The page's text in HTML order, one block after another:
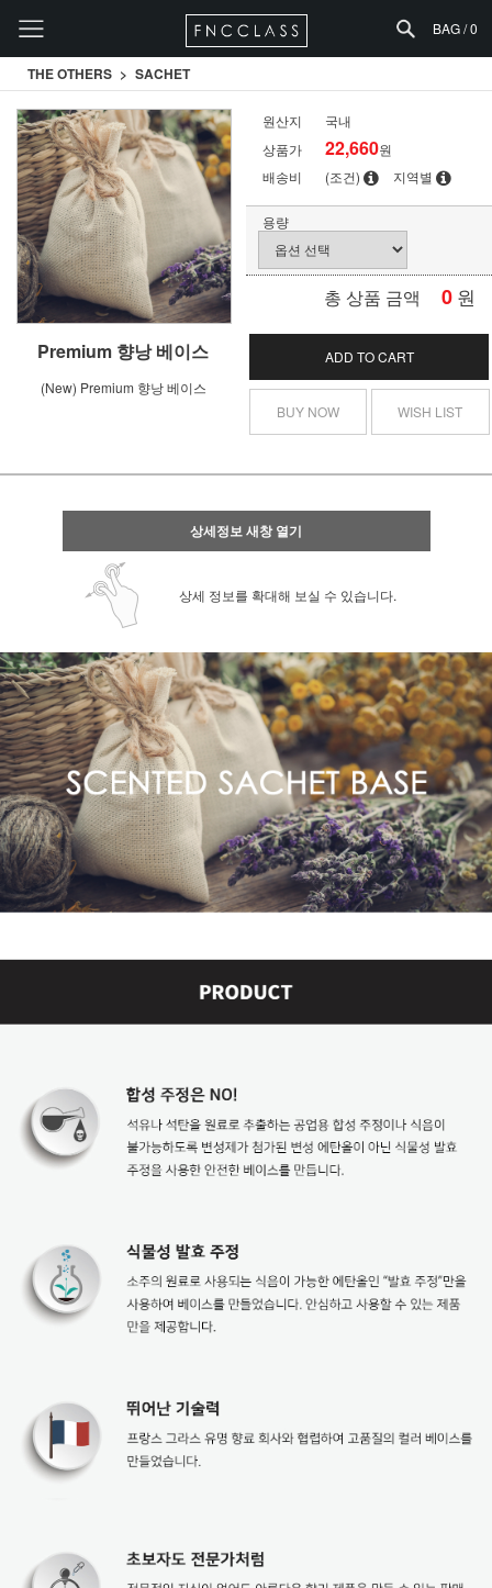
BAG /0
THE OTHERS SACHET
Premium 향낭 베이스
(New) Premium 향낭 베이스
원산지
국내
상품가
22,660원
배송비
(조건) 지역별
용량
총 상품 금액 0 원
ADD TO CART
BUY NOW WISH LIST
상세정보 새창 열기
상세 정보를 확대해 보실 수 있습니다.